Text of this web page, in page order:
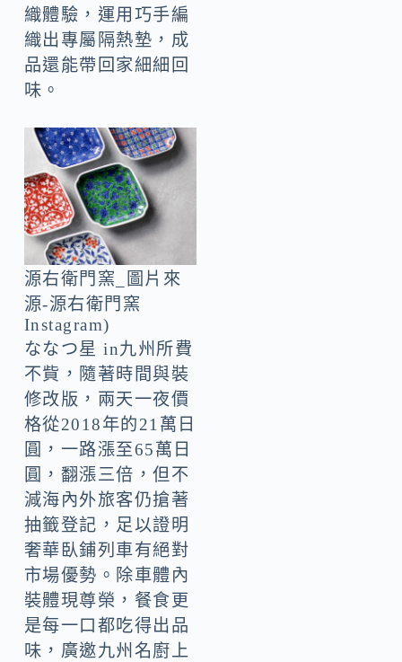
織體驗，運用巧手編
織出專屬隔熱墊，成
品還能帶回家細細回
味。
源右衛門窯_圖片來
源-源右衛門窯
Instagram)
ななつ星 in九州所費
不貲，隨著時間與裝
修改版，兩天一夜價
格從2018年的21萬日
圓，一路漲至65萬日
圓，翻漲三倍，但不
減海內外旅客仍搶著
抽籤登記，足以證明
奢華臥鋪列車有絕對
市場優勢。除車體內
裝體現尊榮，餐食更
是每一口都吃得出品
味，廣邀九州名廚上